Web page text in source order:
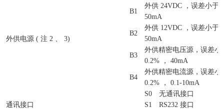
外供电源 ( 注 2 、 3)
B1
外供 24VDC ，误差小于
50mA
B2
外供 12VDC ，误差小于
50mA
B3
外供精密电压源，误差小
0.2% ， 40mA
B4
外供精密电流源，误差小
0.2% ， 0.1-10mA
通讯接口
S0
无通讯接口
S1
RS232 接口